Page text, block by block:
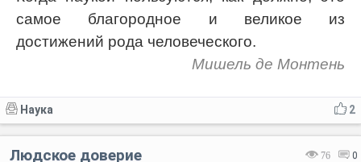
самое благородное и великое из
достижений рода человеческого.
Мишель де Монтень
2
Наука
76 0
Людское доверие